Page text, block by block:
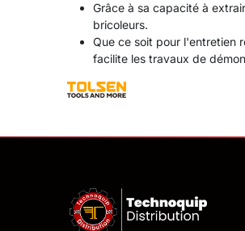
Grâce à sa capacité à
bricoleurs.
Que ce soit pour l'entretien
facilite les travaux de